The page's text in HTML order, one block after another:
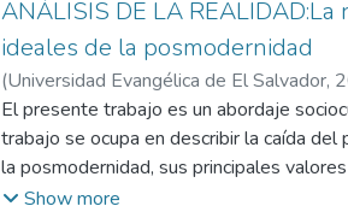
otros. Desde una aproximación
las epístolas Pastorales y el significado
que la instrucción dada responde a
debe tomarse en sentido universal, es
las épocas. Ni tampoco se debe impedir
como otras funciones de liderazgo
ANÁLISIS DE LA
ideales de la posmodernidad
(Universidad Evangélica de El Salvador,
El presente trabajo es un abordaje
trabajo se ocupa en describir la caída
la posmodernidad, sus principales
individualista de la vida y un desapego
Show more